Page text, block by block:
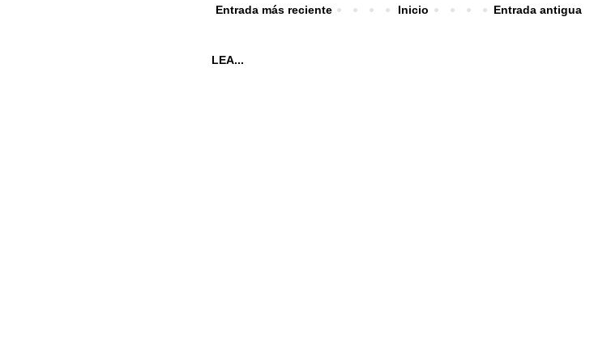
Entrada más reciente Entrada antigua
Inicio
LEA...